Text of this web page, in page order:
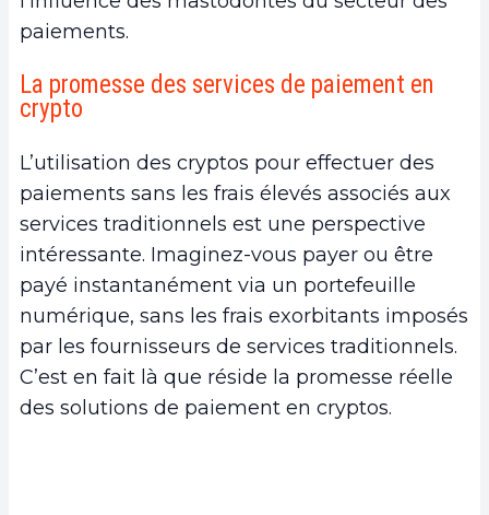
paiements.
La promesse des services de paiement en
crypto
L’utilisation des cryptos pour effectuer des
paiements sans les frais élevés associés aux
services traditionnels est une perspective
intéressante. Imaginez-vous payer ou être
payé instantanément via un portefeuille
numérique, sans les frais exorbitants imposés
par les fournisseurs de services traditionnels.
C’est en fait là que réside la promesse réelle
des solutions de paiement en cryptos.